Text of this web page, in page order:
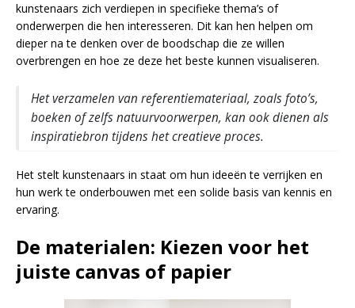
kunstenaars zich verdiepen in specifieke thema’s of
onderwerpen die hen interesseren. Dit kan hen helpen om
dieper na te denken over de boodschap die ze willen
overbrengen en hoe ze deze het beste kunnen visualiseren.
Het verzamelen van referentiemateriaal, zoals foto’s,
boeken of zelfs natuurvoorwerpen, kan ook dienen als
inspiratiebron tijdens het creatieve proces.
Het stelt kunstenaars in staat om hun ideeën te verrijken en
hun werk te onderbouwen met een solide basis van kennis en
ervaring.
De materialen: Kiezen voor het
juiste canvas of papier